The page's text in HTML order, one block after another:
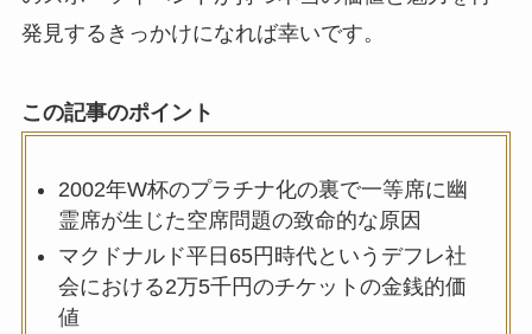
発見するきっかけになれば幸いです。
この記事のポイント
2002年W杯のプラチナ化の裏で一等席に幽
霊席が生じた空席問題の致命的な原因
マクドナルド平日65円時代というデフレ社
会における2万5千円のチケットの金銭的価
値